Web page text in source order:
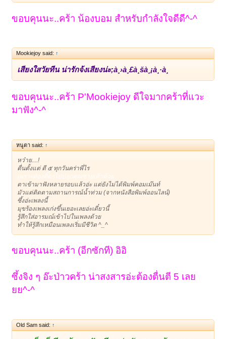
ขอบคุนนะ..คร้า น้องบอม สำหรับกำลังใจดีดี^-^
Mookiejoy said: ↑
เสียงใสวัยทีน น่ารักจ้งเสียงน่ะ;à¸›à¸£à¸šà¸¡à¸·à¸­
ขอบคุนนะ..คร้า P'Mookiejoy ดีใจมากคร้าที่แวะ
มาฟัง^-^
หนูตา said: ↑
หว๋าย....!
ตื่นตั้งแต่ ตี ๕ ทุกวันคร่าพี่ไร
เพราะต้องติ๊ดๆไปปลุกคุณชายเค้าด้วย
ตาเข้ามาฟังหลายรอบแล้วอ่ะ แต่ยังไม่ได้พิมพ์คอมเม๊นท์
มัวแต่ติดตามสถานการณ์น้ำท่วม (จากหนังสือพิมพ์ออนไลน์)
ซึ้งอ่ะเพลงนี้
มุขร้องเพลงเก่งขึ้นเยอะเลยอ่ะเดี๋ยวนี้
รู้สึกใส่อารมณ์เข้าไปในเพลงด้วย
ทำให้รู้สึกเหมือนเพลงเริ่มมีชีวิต ^_^
ขอบคุนนะ..คร้า (อีกซักที) อิอิ
ซึ้งจิง ๆ อ๊ะป่าวคร้า น่าสงสารอ่ะต้องตื่นตี 5 เลย
ยย^-^
Old Sam said: ↑